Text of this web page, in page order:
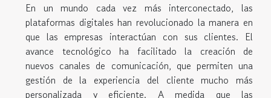
En un mundo cada vez más interconectado, las
plataformas digitales han revolucionado la manera en
que las empresas interactúan con sus clientes. El
avance tecnológico ha facilitado la creación de
nuevos canales de comunicación, que permiten una
gestión de la experiencia del cliente mucho más
personalizada y eficiente. A medida que las